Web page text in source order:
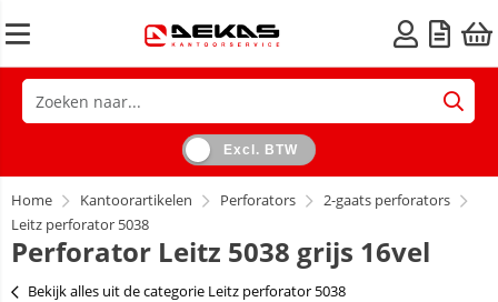
Excl. BTW
Home Kantoorartikelen Perforators
2-gaats perforators
Leitz perforator 5038
Perforator Leitz 5038 grijs 16vel
Bekijk alles uit de categorie Leitz perforator 5038